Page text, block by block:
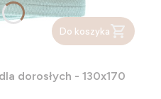
Do koszyka
dorosłych - 130x170